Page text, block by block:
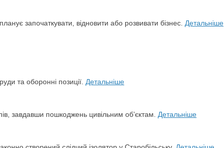
започаткувати, відновити або розвивати бізнес. Детальніше
та оборонні позиції. Детальніше
завдавши пошкоджень цивільним об’єктам. Детальніше